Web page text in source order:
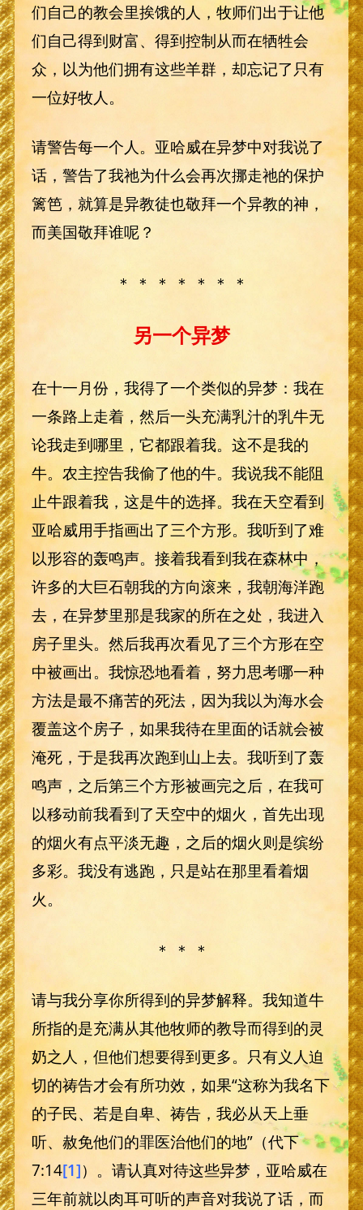
们自己的教会里挨饿的人，牧师们出于让他
们自己得到财富、得到控制从而在牺牲会
众，以为他们拥有这些羊群，却忘记了只有
一位好牧人。
请警告每一个人。亚哈威在异梦中对我说了
话，警告了我祂为什么会再次挪走祂的保护
篱笆，就算是异教徒也敬拜一个异教的神，
而美国敬拜谁呢？
＊ ＊ ＊ ＊ ＊ ＊ ＊
另一个异梦
在十一月份，我得了一个类似的异梦：我在
一条路上走着，然后一头充满乳汁的乳牛无
论我走到哪里，它都跟着我。这不是我的
牛。农主控告我偷了他的牛。我说我不能阻
止牛跟着我，这是牛的选择。我在天空看到
亚哈威用手指画出了三个方形。我听到了难
以形容的轰鸣声。接着我看到我在森林中，
许多的大巨石朝我的方向滚来，我朝海洋跑
去，在异梦里那是我家的所在之处，我进入
房子里头。然后我再次看见了三个方形在空
中被画出。我惊恐地看着，努力思考哪一种
方法是最不痛苦的死法，因为我以为海水会
覆盖这个房子，如果我待在里面的话就会被
淹死，于是我再次跑到山上去。我听到了轰
鸣声，之后第三个方形被画完之后，在我可
以移动前我看到了天空中的烟火，首先出现
的烟火有点平淡无趣，之后的烟火则是缤纷
多彩。我没有逃跑，只是站在那里看着烟
火。
＊ ＊ ＊
请与我分享你所得到的异梦解释。我知道牛
所指的是充满从其他牧师的教导而得到的灵
奶之人，但他们想要得到更多。只有义人迫
切的祷告才会有所功效，如果“这称为我名下
的子民、若是自卑、祷告，我必从天上垂
听、赦免他们的罪医治他们的地”（代下
7:14[1]）。请认真对待这些异梦，亚哈威在
三年前就以肉耳可听的声音对我说了话，而